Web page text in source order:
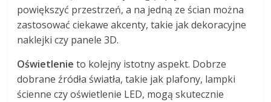
powiększyć przestrzeń, a na jedną ze ścian można
zastosować ciekawe akcenty, takie jak dekoracyjne
naklejki czy panele 3D.
Oświetlenie to kolejny istotny aspekt. Dobrze
dobrane źródła światła, takie jak plafony, lampki
ścienne czy oświetlenie LED, mogą skutecznie